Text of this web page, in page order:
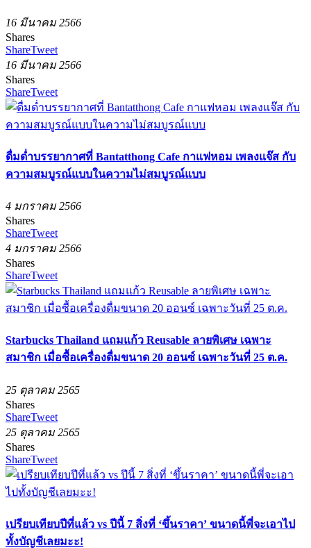
16 มีนาคม 2566
Shares
ShareTweet
16 มีนาคม 2566
Shares
ShareTweet
ดื่มด่ำบรรยากาศที่ Bantatthong Cafe กาแฟหอม เพลงแจ๊ส กับ
ความสมบูรณ์แบบในความไม่สมบูรณ์แบบ
4 มกราคม 2566
Shares
ShareTweet
4 มกราคม 2566
Shares
ShareTweet
Starbucks Thailand แถมแก้ว Reusable ลายพิเศษ เฉพาะ
สมาชิก เมื่อซื้อเครื่องดื่มขนาด 20 ออนซ์ เฉพาะวันที่ 25 ต.ค.
25 ตุลาคม 2565
Shares
ShareTweet
25 ตุลาคม 2565
Shares
ShareTweet
เปรียบเทียบปีที่แล้ว vs ปีนี้ 7 สิ่งที่ ‘ขึ้นราคา’ ขนาดนี้พี่จะเอาไป
ทั้งบัญชีเลยมะะ!